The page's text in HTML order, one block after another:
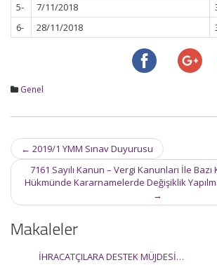
5-
7/11/2018
6-
28/11/2018
Genel
Post
navigation
← 2019/1 YMM Sınav Duyurusu
7161 Sayılı Kanun – Vergi Kanunları İle
Hükmünde Kararnamelerde Değişiklik
→
Makaleler
İHRACATÇILARA DESTEK MÜJDESİ…